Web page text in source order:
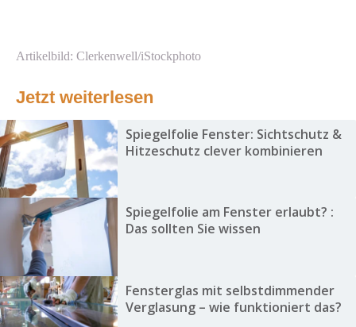
Artikelbild: Clerkenwell/iStockphoto
Jetzt weiterlesen
Spiegelfolie Fenster: Sichtschutz &
Hitzeschutz clever kombinieren
Spiegelfolie am Fenster erlaubt? :
Das sollten Sie wissen
Fensterglas mit selbstdimmender
Verglasung – wie funktioniert das?